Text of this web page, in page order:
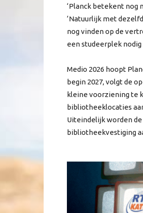
‘Planck betekent nog
‘Natuurlijk met
nog vinden op de
een studeerplek
Medio 2026 hoopt
begin 2027, volgt de
kleine voorziening te
bibliotheeklocaties
Uiteindelijk worden
bibliotheekvestiging